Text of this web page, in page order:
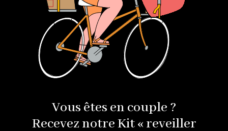
Vous êtes en couple ?
Recevez notre Kit « reveiller